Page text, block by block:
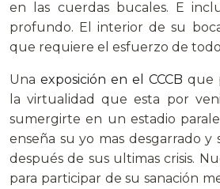
en las cuerdas bucales. E
profundo. El interior de su
que requiere el esfuerzo de
Una exposición en el CCCB que
la virtualidad que esta por
sumergirte en un estadio
enseña su yo mas desgarrado y
después de sus ultimas crisis.
para participar de su sanación